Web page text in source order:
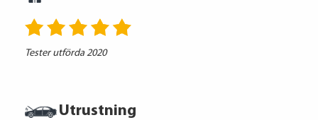
Utrustning
Tester utförda 2020